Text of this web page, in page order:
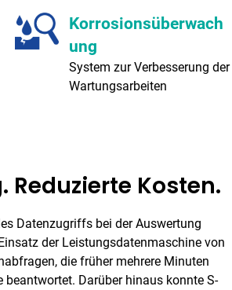
Korrosionsüberwach
ung
System zur Verbesserung der
Wartungsarbeiten
Reduzierte Kosten.
Datenzugriffs bei der Auswertung
der Leistungsdatenmaschine von
die früher mehrere Minuten
Darüber hinaus konnte S-